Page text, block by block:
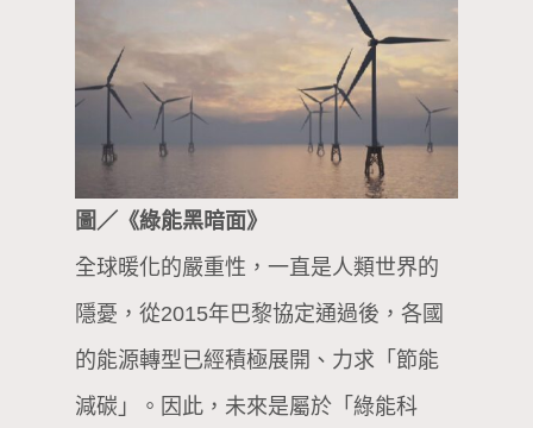
圖／《綠能黑暗面》
全球暖化的嚴重性，一直是人類世界的
隱憂，從2015年巴黎協定通過後，各國
的能源轉型已經積極展開、力求「節能
減碳」。因此，未來是屬於「綠能科